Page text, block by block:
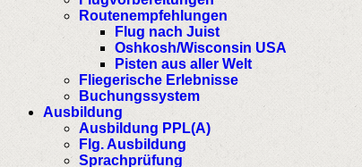
Routenempfehlungen
Flug nach Juist
Oshkosh/Wisconsin USA
Pisten aus aller Welt
Fliegerische Erlebnisse
Buchungssystem
Ausbildung
Ausbildung PPL(A)
Flg. Ausbildung
Sprachprüfung